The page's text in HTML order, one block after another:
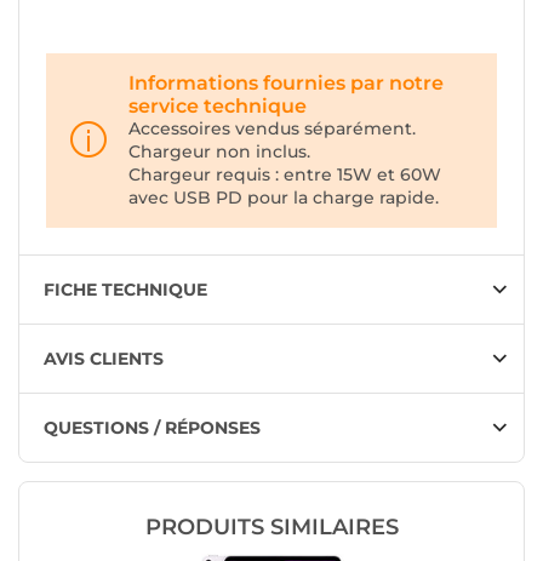
Informations fournies par notre
service technique
Accessoires vendus séparément.
Chargeur non inclus.
Chargeur requis : entre 15W et 60W
avec USB PD pour la charge rapide.
FICHE TECHNIQUE
AVIS CLIENTS
QUESTIONS / RÉPONSES
PRODUITS SIMILAIRES